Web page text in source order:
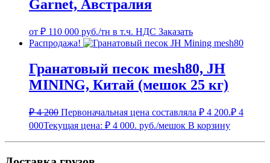
Garnet, Австралия
от ₽ 110 000 руб./тн в т.ч. НДС Заказать
Распродажа!
Гранатовый песок mesh80, JH
MINING, Китай (мешок 25 кг)
₽4 200 Первоначальная цена составляла ₽ 4 200.₽ 4
000Текущая цена: ₽ 4 000. руб./мешок В корзину